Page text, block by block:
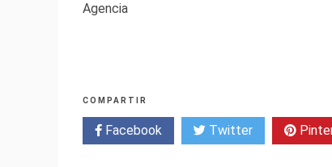
Agencia
COMPARTIR
Facebook Twitter